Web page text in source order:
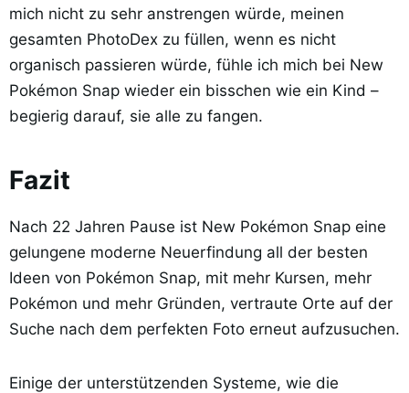
mich nicht zu sehr anstrengen würde, meinen
gesamten PhotoDex zu füllen, wenn es nicht
organisch passieren würde, fühle ich mich bei New
Pokémon Snap wieder ein bisschen wie ein Kind –
begierig darauf, sie alle zu fangen.
Fazit
Nach 22 Jahren Pause ist New Pokémon Snap eine
gelungene moderne Neuerfindung all der besten
Ideen von Pokémon Snap, mit mehr Kursen, mehr
Pokémon und mehr Gründen, vertraute Orte auf der
Suche nach dem perfekten Foto erneut aufzusuchen.
Einige der unterstützenden Systeme, wie die